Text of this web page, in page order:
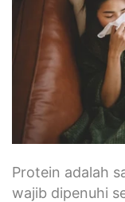
Protein adalah
wajib dipenuhi